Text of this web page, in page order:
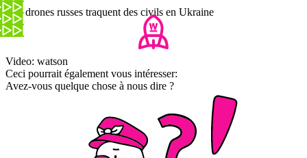
Des drones russes traquent des civils en Ukraine
Video: watson
Ceci pourrait également vous intéresser:
Avez-vous quelque chose à nous dire ?